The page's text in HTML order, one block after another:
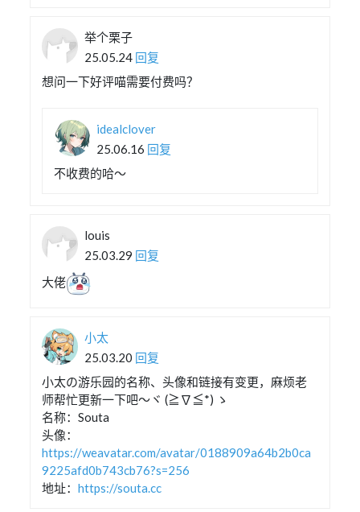
举个栗子
25.05.24 回复
想问一下好评喵需要付费吗？
idealclover
25.06.16 回复
不收费的哈～
louis
25.03.29 回复
大佬
小太
25.03.20 回复
小太の游乐园的名称、头像和链接有变更，麻烦老
师帮忙更新一下吧～ヾ (≧∇≦*) ゝ
名称：Souta
头像：
https://weavatar.com/avatar/0188909a64b2b0ca
9225afd0b743cb76?s=256
地址：https://souta.cc